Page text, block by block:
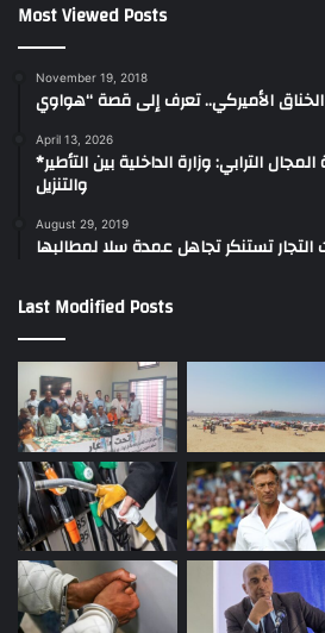
Most Viewed Posts
November 19, 2018
April 13, 2026
*الرؤية الملكية في هندسة المجال الترابي: وزارة الداخلية بين التأطير
والتنزيل
August 29, 2019
تستنكر تجاهل عمدة سلا لمطالبها
Last Modified Posts